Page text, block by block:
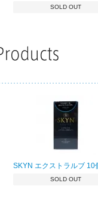
SOLD OUT
SKYN エクストラルブ 10
SOLD OUT